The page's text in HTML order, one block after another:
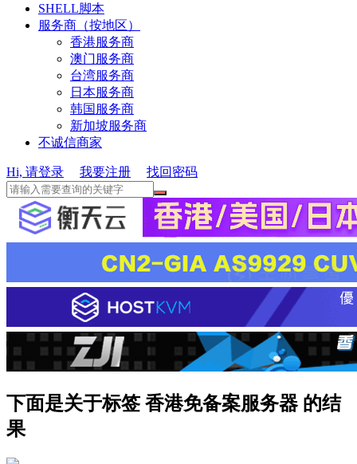
SHELL脚本
服务商（按地区）
香港服务商
澳门服务商
台湾服务商
日本服务商
韩国服务商
新加坡服务商
不诚信商家
Hi, 请登录 我要注册 找回密码
下面是关于标签 香港免备案服务器 的结
果